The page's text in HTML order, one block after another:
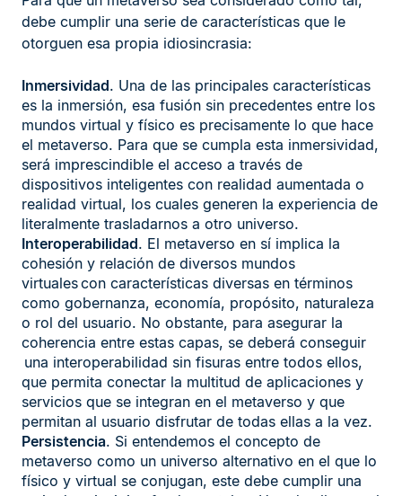
debe cumplir una serie de características que le
otorguen esa propia idiosincrasia:
Inmersividad. Una de las principales características
es la inmersión, esa fusión sin precedentes entre los
mundos virtual y físico es precisamente lo que hace
el metaverso. Para que se cumpla esta inmersividad,
será imprescindible el acceso a través de
dispositivos inteligentes con realidad aumentada o
realidad virtual, los cuales generen la experiencia de
literalmente trasladarnos a otro universo.
Interoperabilidad. El metaverso en sí implica la
cohesión y relación de diversos mundos
virtuales con características diversas en términos
como gobernanza, economía, propósito, naturaleza
o rol del usuario. No obstante, para asegurar la
coherencia entre estas capas, se deberá conseguir
una interoperabilidad sin fisuras entre todos ellos,
que permita conectar la multitud de aplicaciones y
servicios que se integran en el metaverso y que
permitan al usuario disfrutar de todas ellas a la vez.
Persistencia. Si entendemos el concepto de
metaverso como un universo alternativo en el que lo
físico y virtual se conjugan, este debe cumplir una